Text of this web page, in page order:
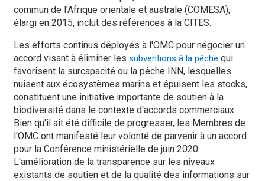
commun de l'Afrique orientale et australe (COMESA),
élargi en 2015, inclut des références à la CITES.
Les efforts continus déployés à l'OMC pour négocier un
accord visant à éliminer les subventions à la pêche qui
favorisent la surcapacité ou la pêche INN, lesquelles
nuisent aux écosystèmes marins et épuisent les stocks,
constituent une initiative importante de soutien à la
biodiversité dans le contexte d'accords commerciaux.
Bien qu'il ait été difficile de progresser, les Membres de
l'OMC ont manifesté leur volonté de parvenir à un accord
pour la Conférence ministérielle de juin 2020.
L'amélioration de la transparence sur les niveaux
existants de soutien et de la qualité des informations sur